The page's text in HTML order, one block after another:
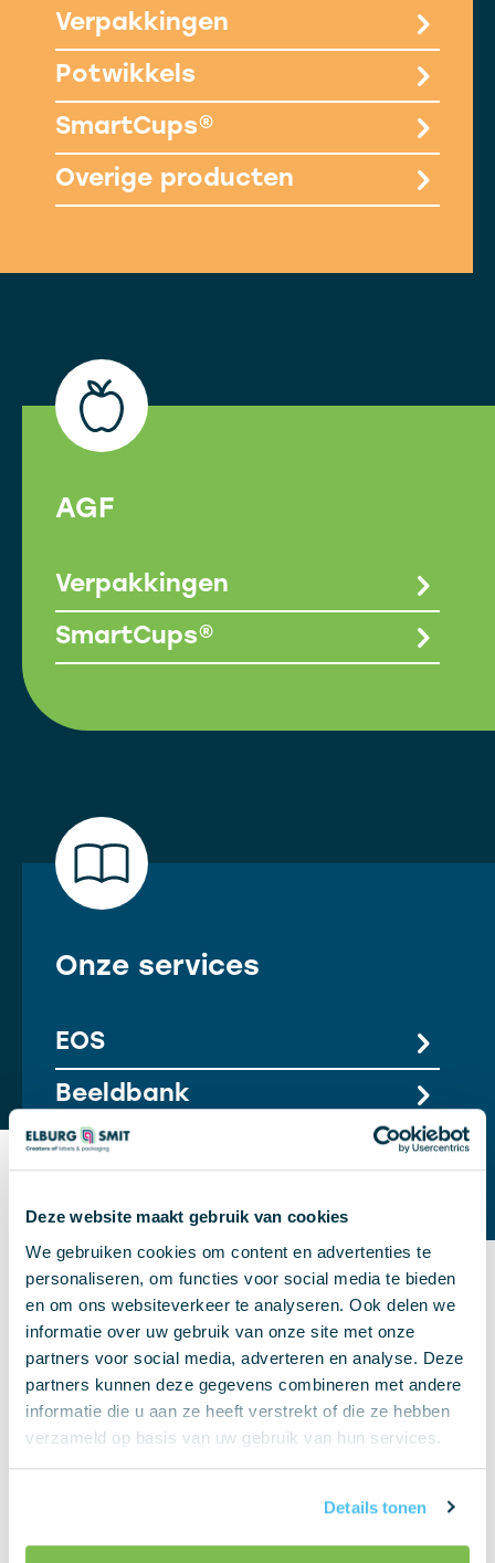
Deze website maakt gebruik van cookies
We gebruiken cookies om content en advertenties te
personaliseren, om functies voor social media te bieden
en om ons websiteverkeer te analyseren. Ook delen we
informatie over uw gebruik van onze site met onze
partners voor social media, adverteren en analyse. Deze
partners kunnen deze gegevens combineren met andere
informatie die u aan ze heeft verstrekt of die ze hebben
verzameld op basis van uw gebruik van hun services.
Details tonen
Verpakkingen
Potwikkels
SmartCups®
Overige producten
AGF
Verpakkingen
SmartCups®
Onze services
EOS
Beeldbank
Conceptontwikkeling
Wat we doen
Wij zijn een drukkerij met meer dan 90 jaar
ervaring in de productie van etiketten,
moderne machines en de juiste certificeringen